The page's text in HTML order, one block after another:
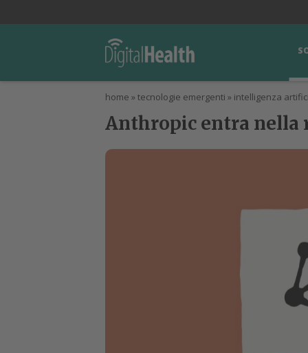
home » tecnologie emergenti » intelligenza
Anthropic entra nella